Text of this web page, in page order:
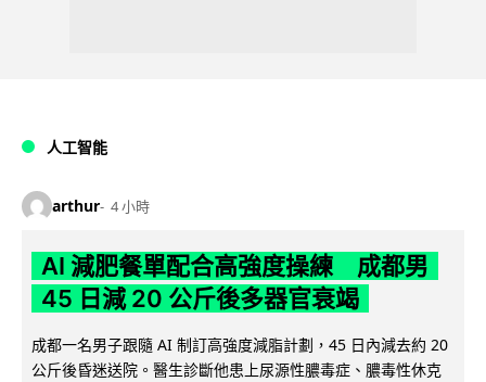
人工智能
arthur 4 小時
AI 減肥餐單配合高強度操練 成都男
45 日減 20 公斤後多器官衰竭
成都一名男子跟隨 AI 制訂高強度減脂計劃，45 日內減去約 20
公斤後昏迷送院。醫生診斷他患上尿源性膿毒症、膿毒性休克